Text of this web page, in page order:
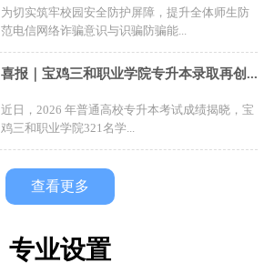
为切实筑牢校园安全防护屏障，提升全体师生防
范电信网络诈骗意识与识骗防骗能...
喜报｜宝鸡三和职业学院专升本录取再创...
近日，2026 年普通高校专升本考试成绩揭晓，宝
鸡三和职业学院321名学...
查看更多
专业设置